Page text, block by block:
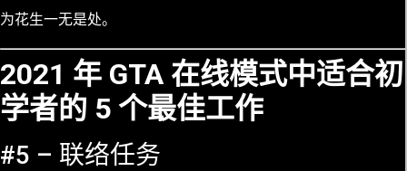
为花生一无是处。
2021 年 GTA 在线模式中适合初
学者的 5 个最佳工作
#5 – 联络任务